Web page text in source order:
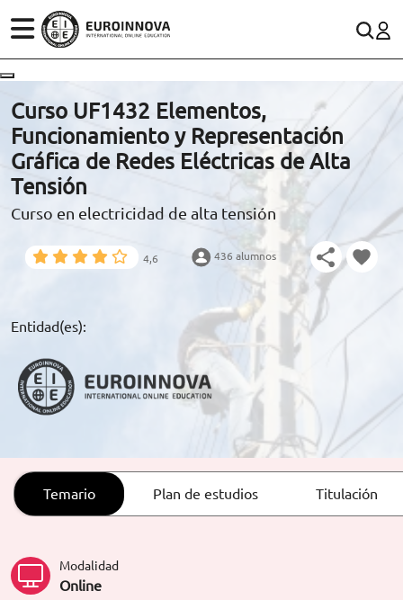
ÁREAS
ESTUDIOS
CONOCE EUROINNOVA
BECAS Y FINANCIACIÓN
ARTÍCULOS
ORIENTACIÓN LABORAL
(+34)958 050 200 (gratuito en España)
900 831 200
TRABAJA CON NOSOTROS
Curso UF1432 Elementos,
Funcionamiento y Representación
Gráfica de Redes Eléctricas de Alta
Tensión
Curso en electricidad de alta tensión
4,6 436 alumnos
Entidad(es):
Temario Plan de estudios Titulación
Modalidad
Online